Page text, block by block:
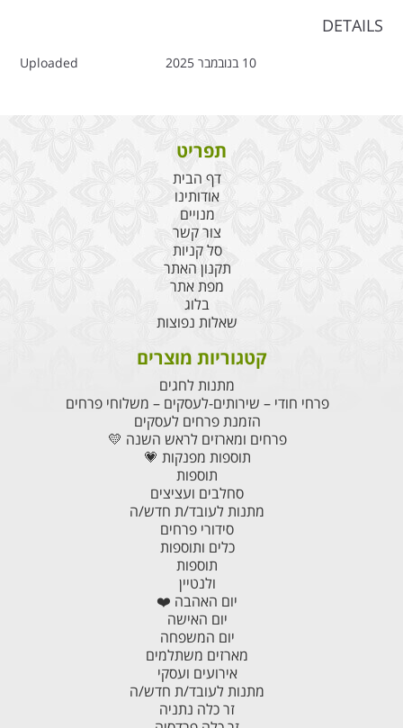
DETAILS
Uploaded 10 בנובמבר 2025
תפריט
דף הבית
אודותינו
מנויים
צור קשר
סל קניות
תקנון האתר
מפת אתר
בלוג
שאלות נפוצות
קטגוריות מוצרים
מתנות לחגים
פרחי חודי – שירותים-לעסקים – משלוחי פרחים
הזמנת פרחים לעסקים
פרחים ומארזים לראש השנה 💛
תוספות מפנקות 💗
תוספות
סחלבים ועציצים
מתנות לעובד/ת חדש/ה
סידורי פרחים
כלים ותוספות
תוספות
ולנטיין
יום האהבה ❤️
יום האישה
יום המשפחה
מארזים משתלמים
אירועים ועסקי
מתנות לעובד/ת חדש/ה
זר כלה נתניה